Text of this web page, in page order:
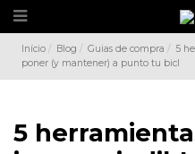
Início Blog Guias de compra
5
poner (y mantener) a punto tu bicI
5